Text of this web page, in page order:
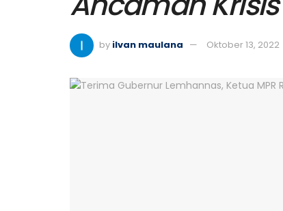
by ilvan maulana Oktober 13, 2022